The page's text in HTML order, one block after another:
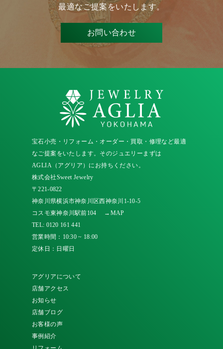
最適なご提案をいたします。
お問い合わせ
宝石小売・リフォーム・オーダー・買取・修理など最適
なご提案をいたします。そのジュエリーまずは
AGLIA（アグリア）にお持ちください。
株式会社Sweet Jewelry
〒221-0822
神奈川県横浜市神奈川区西神奈川1-10-5
コスモ東神奈川駅前104
→MAP
TEL: 0120 161 441
営業時間：10:30 ~ 18:00
定休日：日曜日
アグリアについて
店舗アクセス
お知らせ
店舗ブログ
お客様の声
事例紹介